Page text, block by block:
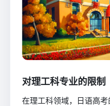
对理工科专业的限制
在理工科领域，日语高